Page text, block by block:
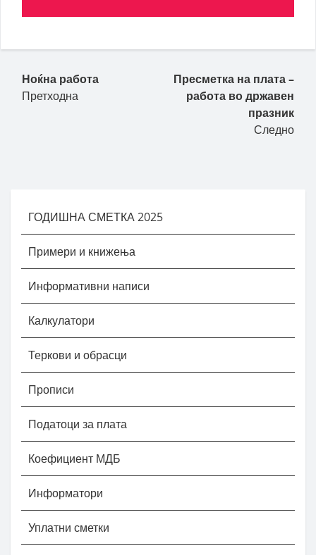
Ноќна работа
Претходна
Пресметка на плата –
работа во државен
празник
Следно
ГОДИШНА СМЕТКА 2025
Примери и книжења
Информативни написи
Калкулатори
Теркови и обрасци
Прописи
Податоци за плата
Коефициент МДБ
Информатори
Уплатни сметки